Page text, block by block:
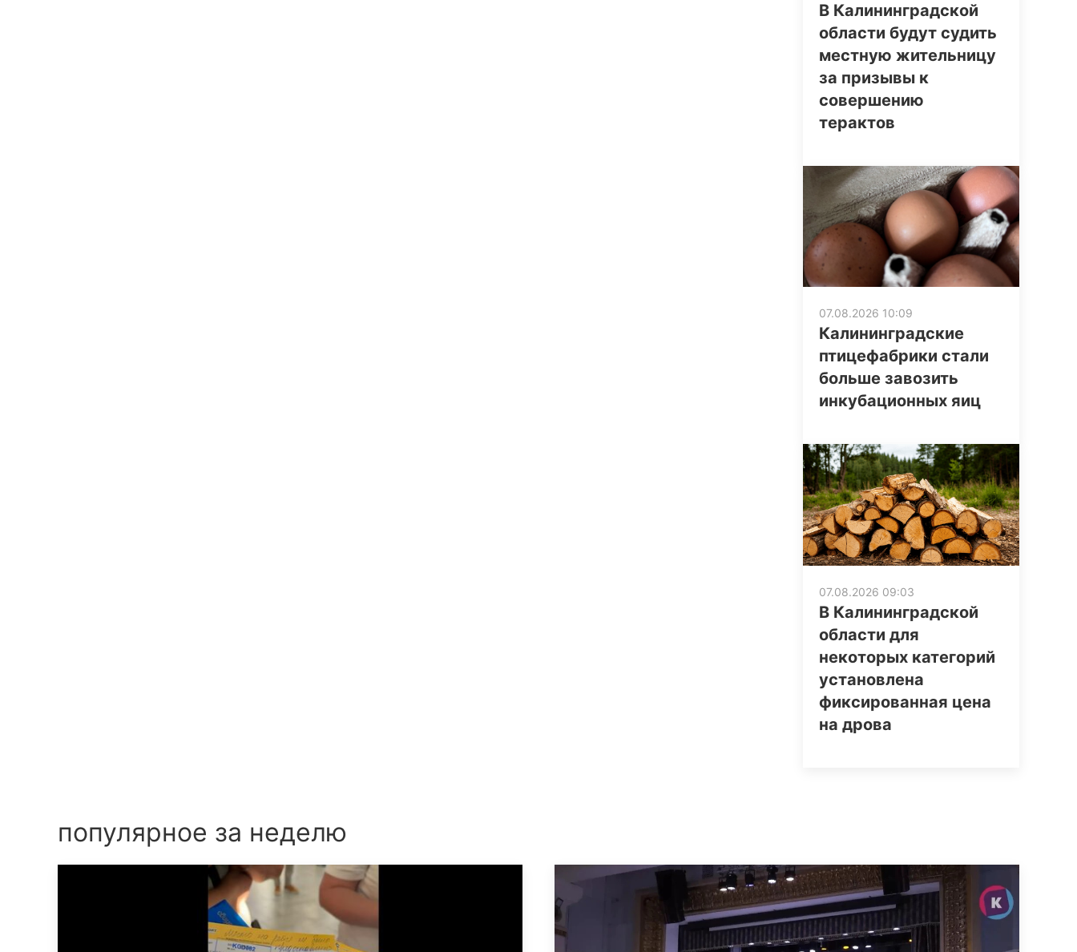
В Калининградской
области будут судить
местную жительницу
за призывы к
совершению
терактов
07.08.2026 10:09
Калининградские
птицефабрики стали
больше завозить
инкубационных яиц
07.08.2026 09:03
В Калининградской
области для
некоторых категорий
установлена
фиксированная цена
на дрова
популярное за неделю